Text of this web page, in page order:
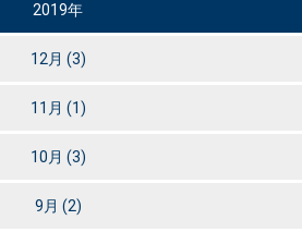
2019年
12月 (3)
11月 (1)
10月 (3)
9月 (2)